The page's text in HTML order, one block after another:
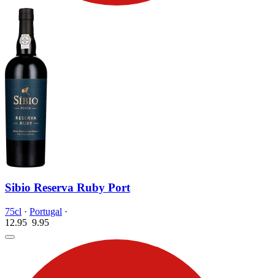
Sibio Reserva Ruby Port
75cl · Portugal ·
12.95 9.95